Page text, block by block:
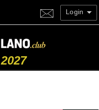
Login
2027